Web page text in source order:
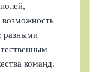
возможность
разными
команд.